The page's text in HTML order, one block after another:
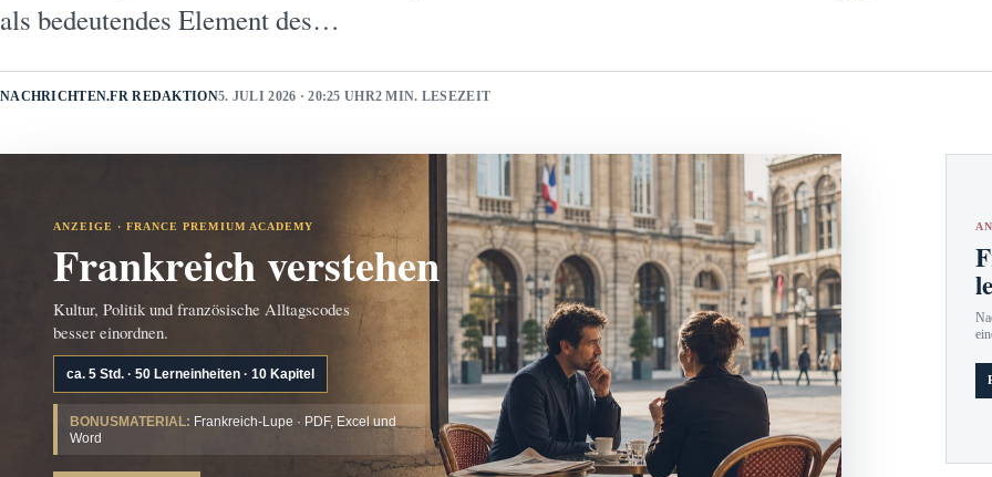
als bedeutendes Element des…
NACHRICHTEN.FR REDAKTION5. JULI 2026 · 20:25 UHR2 MIN. LESEZEIT
ANZEIGE · FRANCE PREMIUM ACADEMY
Frankreich verstehen
Kultur, Politik und französische Alltagscodes
besser einordnen.
ca. 5 Std. · 50 Lerneinheiten · 10 Kapitel
BONUSMATERIAL: Frankreich-Lupe · PDF, Excel und
Word